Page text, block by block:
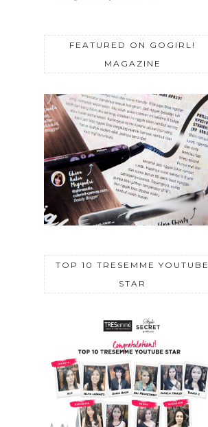
FEATURED ON GOGIRL!
MAGAZINE
TOP 10 TRESEMME YOUTUBE
STAR